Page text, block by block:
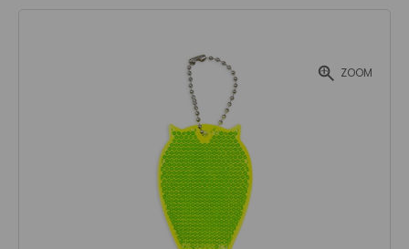
ZOOM